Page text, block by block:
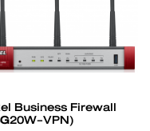
Business Firewall
VPN)